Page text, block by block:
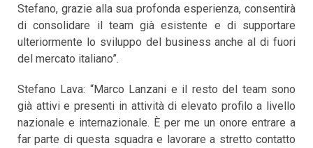
Stefano, grazie alla sua profonda esperienza, consentirà
di consolidare il team già esistente e di supportare
ulteriormente lo sviluppo del business anche al di fuori
del mercato italiano”.
Stefano Lava: “Marco Lanzani e il resto del team sono
già attivi e presenti in attività di elevato profilo a livello
nazionale e internazionale. È per me un onore entrare a
far parte di questa squadra e lavorare a stretto contatto